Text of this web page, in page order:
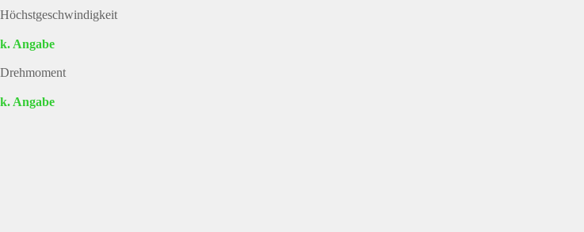
Höchstgeschwindigkeit
k. Angabe
Drehmoment
k. Angabe